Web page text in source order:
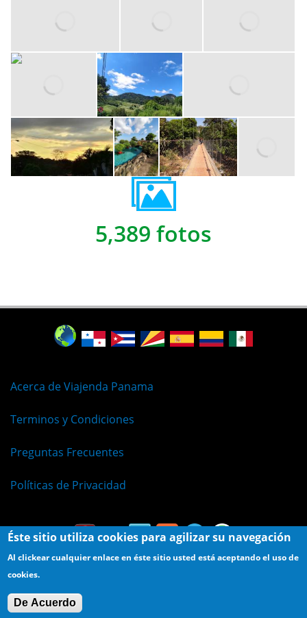
5,389 fotos
Acerca de Viajenda Panama
Terminos y Condiciones
Preguntas Frecuentes
Políticas de Privacidad
Éste sitio utiliza cookies para agilizar su navegación
Al clickear cualquier enlace en éste sitio usted está aceptando el uso de
cookies.
De Acuerdo